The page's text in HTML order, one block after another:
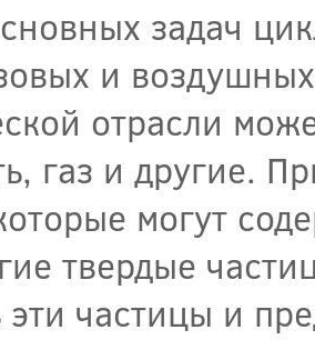
задач
и
отрасли
газ и другие.
могут
твердые
эти частицы и